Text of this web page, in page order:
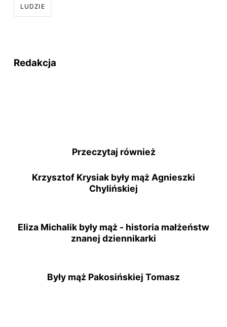
LUDZIE
Redakcja
Przeczytaj również
Krzysztof Krysiak były mąż Agnieszki
Chylińskiej
Eliza Michalik były mąż - historia małżeństw
znanej dziennikarki
Były mąż Pakosińskiej Tomasz